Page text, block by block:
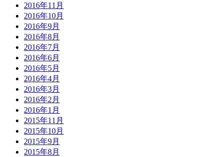
2016年11月
2016年10月
2016年9月
2016年8月
2016年7月
2016年6月
2016年5月
2016年4月
2016年3月
2016年2月
2016年1月
2015年11月
2015年10月
2015年9月
2015年8月